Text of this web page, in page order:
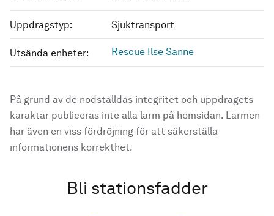
Uppdragstyp: Sjuktransport
Utsända enheter: Rescue Ilse Sanne
På grund av de nödställdas integritet och uppdragets
karaktär publiceras inte alla larm på hemsidan. Larmen
har även en viss fördröjning för att säkerställa
informationens korrekthet.
Bli stationsfadder